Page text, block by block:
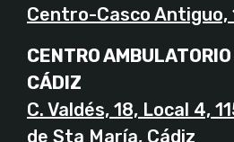
Centro-Casco Antiguo,
CENTRO
CÁDIZ
C. Valdés, 18, Local 4,
de Sta María, Cádiz